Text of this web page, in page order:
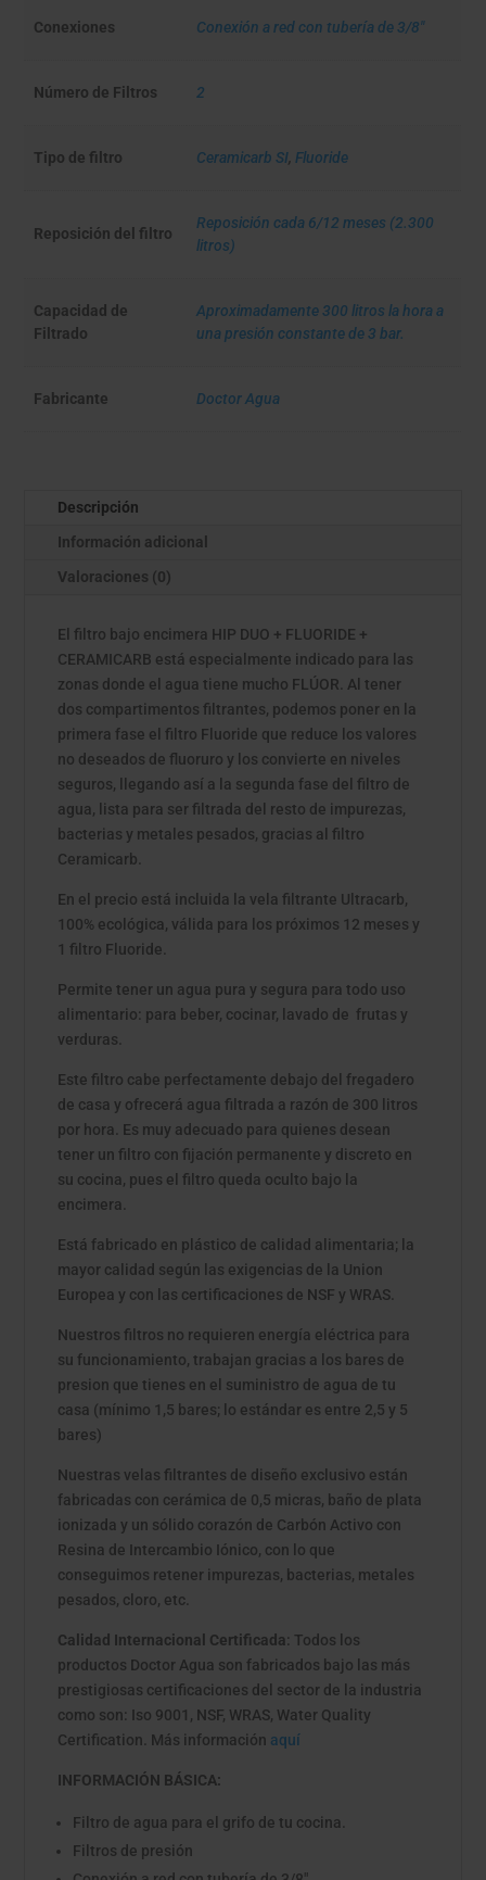
Conexiones Conexión a red con tubería de 3/8"
Número de Filtros 2
Tipo de filtro Ceramicarb SI, Fluoride
Reposición del filtro
Reposición cada 6/12 meses (2.300
litros)
Capacidad de
Filtrado
Aproximadamente 300 litros la hora a
una presión constante de 3 bar.
Fabricante Doctor Agua
Descripción
Información adicional
Valoraciones (0)
El filtro bajo encimera HIP DUO + FLUORIDE +
CERAMICARB está especialmente indicado para las
zonas donde el agua tiene mucho FLÚOR. Al tener
dos compartimentos filtrantes, podemos poner en la
primera fase el filtro Fluoride que reduce los valores
no deseados de fluoruro y los convierte en niveles
seguros, llegando así a la segunda fase del filtro de
agua, lista para ser filtrada del resto de impurezas,
bacterias y metales pesados, gracias al filtro
Ceramicarb.
En el precio está incluida la vela filtrante Ultracarb,
100% ecológica, válida para los próximos 12 meses y
1 filtro Fluoride.
Permite tener un agua pura y segura para todo uso
alimentario: para beber, cocinar, lavado de frutas y
verduras.
Este filtro cabe perfectamente debajo del fregadero
de casa y ofrecerá agua filtrada a razón de 300 litros
por hora. Es muy adecuado para quienes desean
tener un filtro con fijación permanente y discreto en
su cocina, pues el filtro queda oculto bajo la
encimera.
Está fabricado en plástico de calidad alimentaria; la
mayor calidad según las exigencias de la Union
Europea y con las certificaciones de NSF y WRAS.
Nuestros filtros no requieren energía eléctrica para
su funcionamiento, trabajan gracias a los bares de
presion que tienes en el suministro de agua de tu
casa (mínimo 1,5 bares; lo estándar es entre 2,5 y 5
bares)
Nuestras velas filtrantes de diseño exclusivo están
fabricadas con cerámica de 0,5 micras, baño de plata
ionizada y un sólido corazón de Carbón Activo con
Resina de Intercambio Iónico, con lo que
conseguimos retener impurezas, bacterias, metales
pesados, cloro, etc.
Calidad Internacional Certificada: Todos los
productos Doctor Agua son fabricados bajo las más
prestigiosas certificaciones del sector de la industria
como son: Iso 9001, NSF, WRAS, Water Quality
Certification. Más información aquí
INFORMACIÓN BÁSICA:
Filtro de agua para el grifo de tu cocina.
Filtros de presión